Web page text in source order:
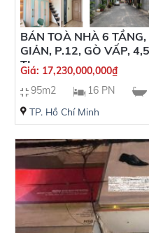
BÁN TOÀ NHÀ 6
GIẢN, P.12, GÒ VẤP,
TL
Giá: 17,230,000,000₫
95m2
16 PN
TP. Hồ Chí Minh